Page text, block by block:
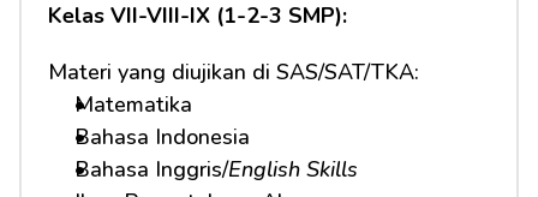
Kelas VII-VIII-IX (1-2-3 SMP):
Materi yang diujikan di SAS/SAT/TKA:
Matematika
Bahasa Indonesia
Bahasa Inggris/English Skills